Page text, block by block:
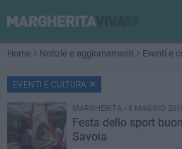
Home Notizie e aggiornamenti Eventi e
EVENTI E CULTURA
MARGHERITA - 6 MAGGIO
Festa dello sport
Savoia